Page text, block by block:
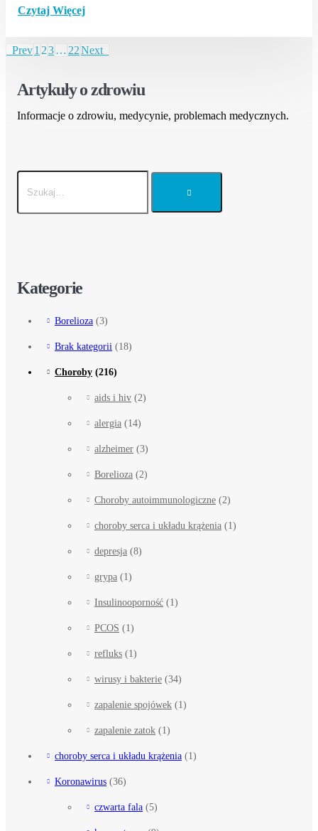
Czytaj Więcej
Prev123…22Next
Artykuły o zdrowiu
Informacje o zdrowiu, medycynie, problemach medycznych.
Kategorie
Borelioza (3)
Brak kategorii (18)
Choroby (216)
aids i hiv (2)
alergia (14)
alzheimer (3)
Borelioza (2)
Choroby autoimmunologiczne (2)
choroby serca i układu krążenia (1)
depresja (8)
grypa (1)
Insulinooporność (1)
PCOS (1)
refluks (1)
wirusy i bakterie (34)
zapalenie spojówek (1)
zapalenie zatok (1)
choroby serca i układu krążenia (1)
Koronawirus (36)
czwarta fala (5)